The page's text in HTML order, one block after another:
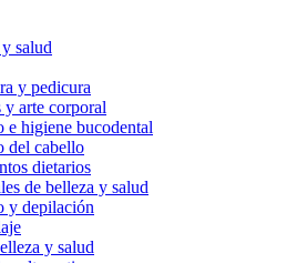
salud
y pedicura
y arte corporal
e higiene bucodental
del cabello
dietarios
de belleza y salud
y depilación
y salud